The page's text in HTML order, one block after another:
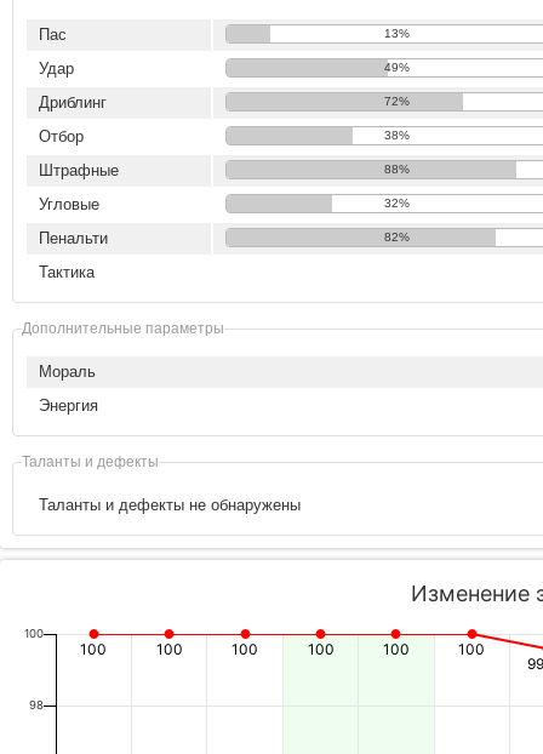
Пас 13%
Удар 49%
Дриблинг 72%
Отбор 38%
Штрафные 88%
Угловые 32%
Пенальти 82%
Тактика
Дополнительные параметры
Мораль
Энергия
Таланты и дефекты
Таланты и дефекты не обнаружены
Изменение
100 100 100 100 100
100
98
100